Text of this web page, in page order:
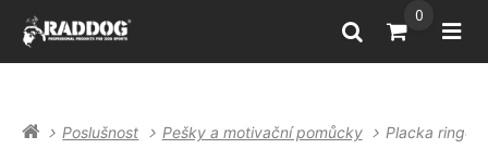
VyhledatPřejít do
0
Poslušnost Pešky a motivační pomůcky Placka